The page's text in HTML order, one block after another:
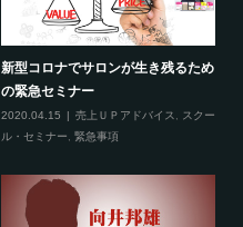
新型コロナでサロンが生き残るため
の緊急セミナー
2020.04.15 売上ＵＰアドバイス
スクー
ル・セミナー
緊急事項